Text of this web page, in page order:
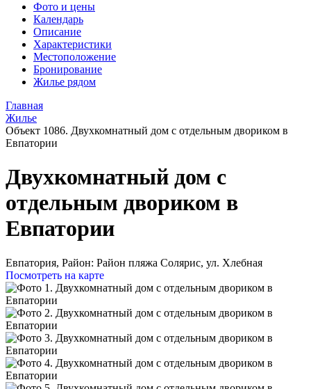
Фото и цены
Календарь
Описание
Характеристики
Местоположение
Бронирование
Жилье рядом
Главная
Жилье
Объект 1086. Двухкомнатный дом с отдельным двориком в
Евпатории
Двухкомнатный дом с
отдельным двориком в
Евпатории
Евпатория, Район: Район пляжа Солярис, ул. Хлебная
Посмотреть на карте